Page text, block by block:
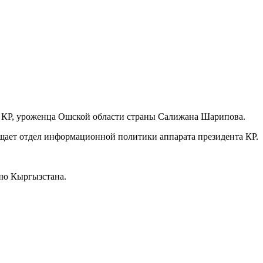
КР, уроженца Ошской области страны Салижана Шарипова.
отдел информационной политики аппарата президента КР.
Кыргызстана.